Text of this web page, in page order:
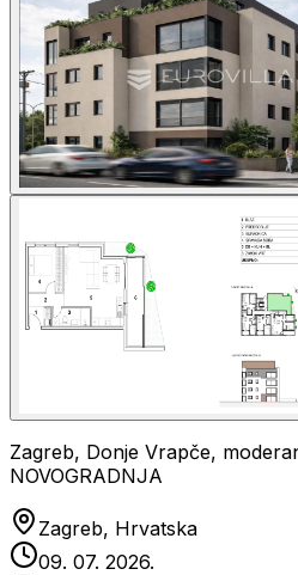
Zagreb, Donje Vrapče,
NOVOGRADNJA
Zagreb, Hrvatska
09. 07. 2026.